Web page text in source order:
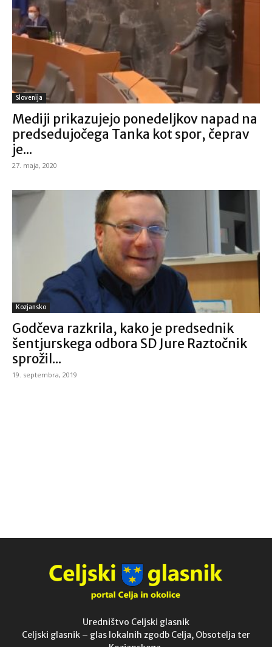
Slovenija
Mediji prikazujejo ponedeljkov napad na
predsedujočega Tanka kot spor, čeprav
je...
27. maja, 2020
Kozjansko
Godčeva razkrila, kako je predsednik
šentjurskega odbora SD Jure Raztočnik
sprožil...
19. septembra, 2019
Uredništvo Celjski glasnik
Celjski glasnik – glas lokalnih zgodb Celja, Obsotelja ter